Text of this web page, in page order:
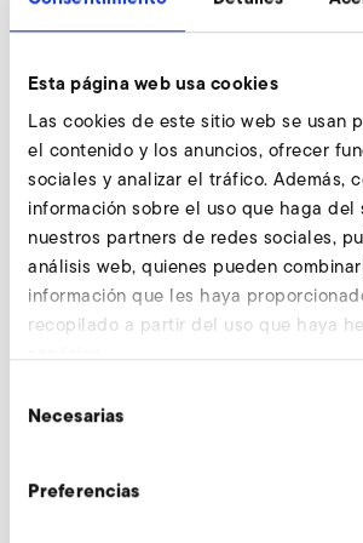
Esta página web usa cookies
Las cookies de este sitio web se usan
el contenido y los anuncios, ofrecer
sociales y analizar el tráfico. Además,
información sobre el uso que haga del
nuestros partners de redes sociales,
análisis web, quienes pueden
información que les haya
recopilado a partir del uso que haya
deNecesarias
Preferencias
Filtro fino consultar
Nuestros expertos están a su entera
Filtro fino metálico con codo